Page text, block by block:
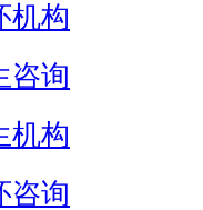
机构
咨询
机构
咨询